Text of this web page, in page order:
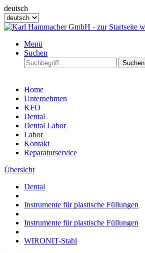
deutsch
Menü
Suchen
Suchen
Home
Unternehmen
KFO
Dental
Dental Labor
Labor
Kontakt
Reparaturservice
Übersicht
Dental
Instrumente für plastische Füllungen
Instrumente für plastische Füllungen
WIRONIT-Stahl